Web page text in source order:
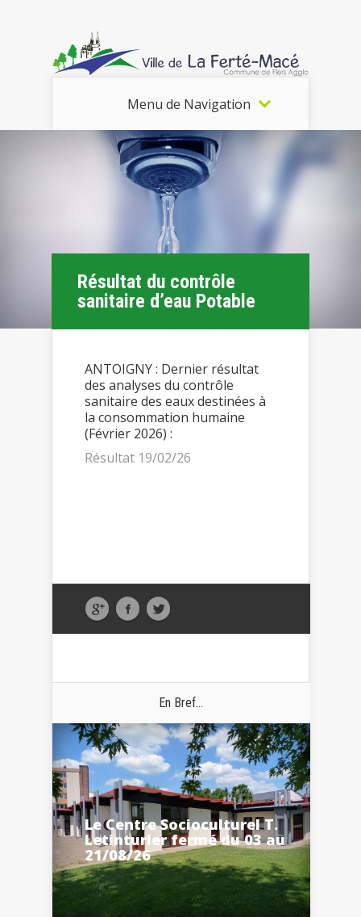
Menu de Navigation
Résultat du contrôle
sanitaire d’eau Potable
ANTOIGNY : Dernier résultat
des analyses du contrôle
sanitaire des eaux destinées à
la consommation humaine
(Février 2026) :
Résultat 19/02/26
En Bref...
Le Centre Socioculturel T.
Letinturier fermé du 03 au
21/08/26